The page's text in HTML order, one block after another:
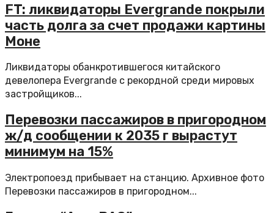
FT: ликвидаторы Evergrande покрыли
часть долга за счет продажи картины
Моне
Ликвидаторы обанкротившегося китайского
девелопера Evergrande с рекордной среди мировых
застройщиков...
Перевозки пассажиров в пригородном
ж/д сообщении к 2035 г вырастут
минимум на 15%
Электропоезд прибывает на станцию. Архивное фото
Перевозки пассажиров в пригородном...